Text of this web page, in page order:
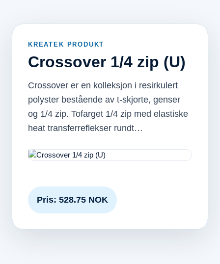
KREATEK PRODUKT
Crossover 1/4 zip (U)
Crossover er en kolleksjon i resirkulert
polyster bestående av t-skjorte, genser
og 1/4 zip. Tofarget 1/4 zip med elastiske
heat transferreflekser rundt…
Pris: 528.75 NOK